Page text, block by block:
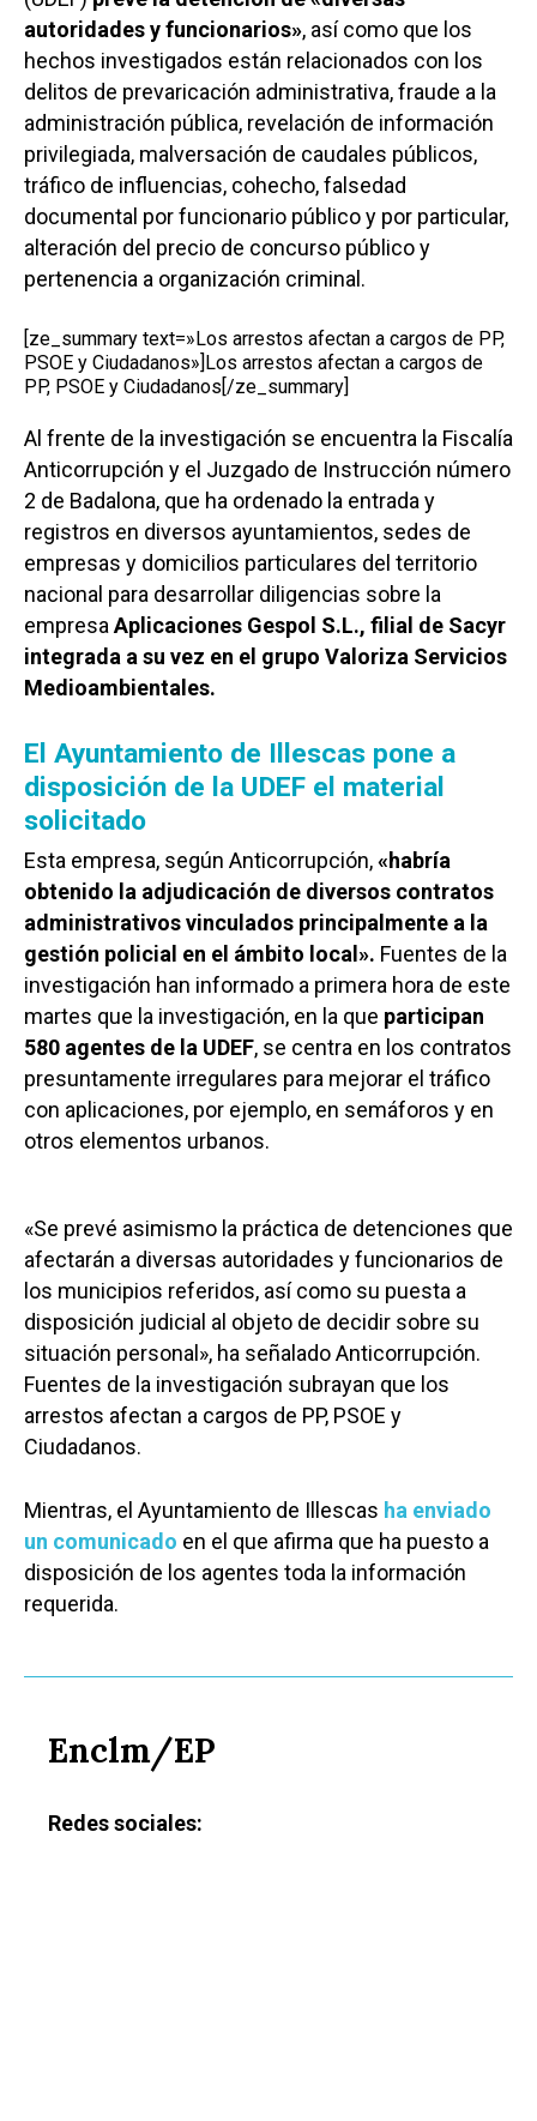
autoridades y funcionarios», así como que los
hechos investigados están relacionados con los
delitos de prevaricación administrativa, fraude a la
administración pública, revelación de información
privilegiada, malversación de caudales públicos,
tráfico de influencias, cohecho, falsedad
documental por funcionario público y por particular,
alteración del precio de concurso público y
pertenencia a organización criminal.
[ze_summary text=»Los arrestos afectan a cargos de PP,
PSOE y Ciudadanos»]Los arrestos afectan a cargos de
PP, PSOE y Ciudadanos[/ze_summary]
Al frente de la investigación se encuentra la Fiscalía
Anticorrupción y el Juzgado de Instrucción número
2 de Badalona, que ha ordenado la entrada y
registros en diversos ayuntamientos, sedes de
empresas y domicilios particulares del territorio
nacional para desarrollar diligencias sobre la
empresa Aplicaciones Gespol S.L., filial de Sacyr
integrada a su vez en el grupo Valoriza Servicios
Medioambientales.
El Ayuntamiento de Illescas pone a
disposición de la UDEF el material
solicitado
Esta empresa, según Anticorrupción,«habría
obtenido la adjudicación de diversos contratos
administrativos vinculados principalmente a la
gestión policial en el ámbito local». Fuentes de la
investigación han informado a primera hora de este
martes que la investigación, en la que participan
580 agentes de la UDEF, se centra en los contratos
presuntamente irregulares para mejorar el tráfico
con aplicaciones, por ejemplo, en semáforos y en
otros elementos urbanos.
«Se prevé asimismo la práctica de detenciones que
afectarán a diversas autoridades y funcionarios de
los municipios referidos, así como su puesta a
disposición judicial al objeto de decidir sobre su
situación personal», ha señalado Anticorrupción.
Fuentes de la investigación subrayan que los
arrestos afectan a cargos de PP, PSOE y
Ciudadanos.
Mientras, el Ayuntamiento de Illescas ha enviado
un comunicado en el que afirma que ha puesto a
disposición de los agentes toda la información
requerida.
Enclm/EP
Redes sociales: